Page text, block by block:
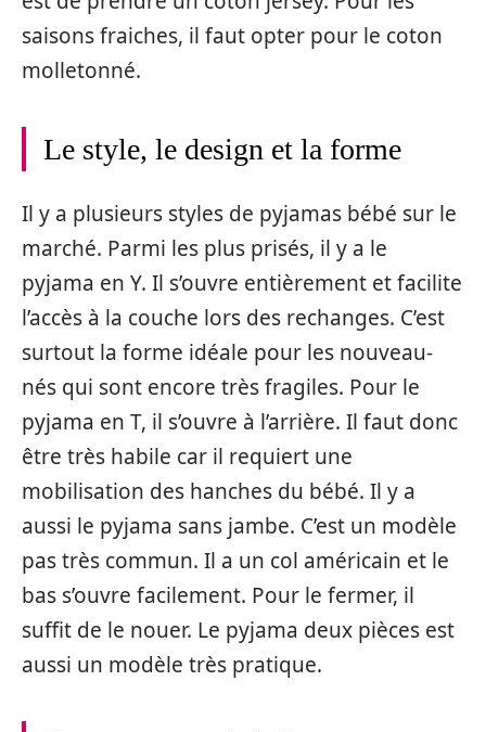
saisons fraiches, il faut opter pour le coton
molletonné.
Le style, le design et la forme
Il y a plusieurs styles de pyjamas bébé sur le
marché. Parmi les plus prisés, il y a le
pyjama en Y. Il s’ouvre entièrement et facilite
l’accès à la couche lors des rechanges. C’est
surtout la forme idéale pour les nouveau-
nés qui sont encore très fragiles. Pour le
pyjama en T, il s’ouvre à l’arrière. Il faut donc
être très habile car il requiert une
mobilisation des hanches du bébé. Il y a
aussi le pyjama sans jambe. C’est un modèle
pas très commun. Il a un col américain et le
bas s’ouvre facilement. Pour le fermer, il
suffit de le nouer. Le pyjama deux pièces est
aussi un modèle très pratique.